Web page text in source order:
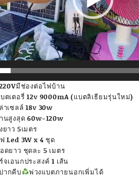
มีช่องต่อไฟบ้าน
ตเตอรี่ 12v 9000mA (แบตลิเธียมรุ่นใหม่)
าเซลล์ 18v 30w
นสูงสุด 60w-120w
ยาว 5เมตร
Led 3W x 4 ชุด
ดยาว ชุดละ 5 เมตร
จเอนกประสงค์ 1 เส้น
ากคีบ พ่วงแบตภายนอกเพิ่มได้